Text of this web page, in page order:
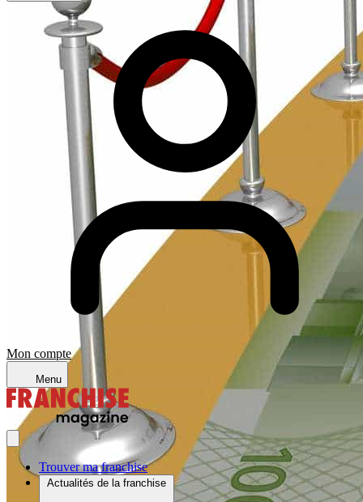
Mon compte
Menu
Trouver ma franchise
Actualités de la franchise